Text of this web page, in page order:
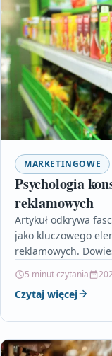
MARKETINGOWE
Psychologia
reklamowych
Artykuł odkrywa
jako kluczowego
reklamowych.
5 minut czytania
Czytaj więcej